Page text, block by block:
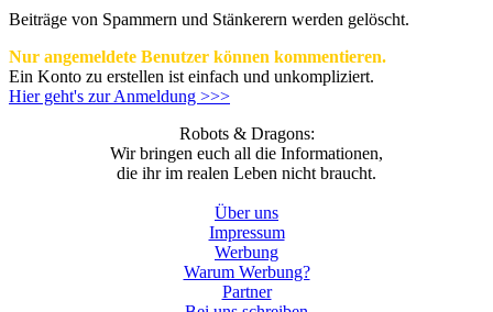
Beiträge von Spammern und Stänkerern werden gelöscht.
Nur angemeldete Benutzer können kommentieren.
Ein Konto zu erstellen ist einfach und unkompliziert.
Hier geht's zur Anmeldung >>>
Robots & Dragons:
Wir bringen euch all die Informationen,
die ihr im realen Leben nicht braucht.
Über uns
Impressum
Werbung
Warum Werbung?
Partner